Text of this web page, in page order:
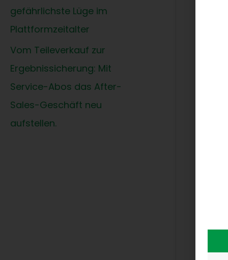
gefährlichste Lüge im
Plattformzeitalter
Vom Teileverkauf zur
Ergebnissicherung: Mit
Service-Abos das After-
Sales-Geschäft neu
aufstellen.